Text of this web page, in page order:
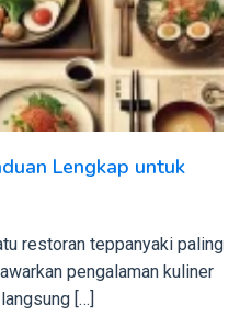
Lengkap untuk
restoran teppanyaki paling
pengalaman kuliner
[…]